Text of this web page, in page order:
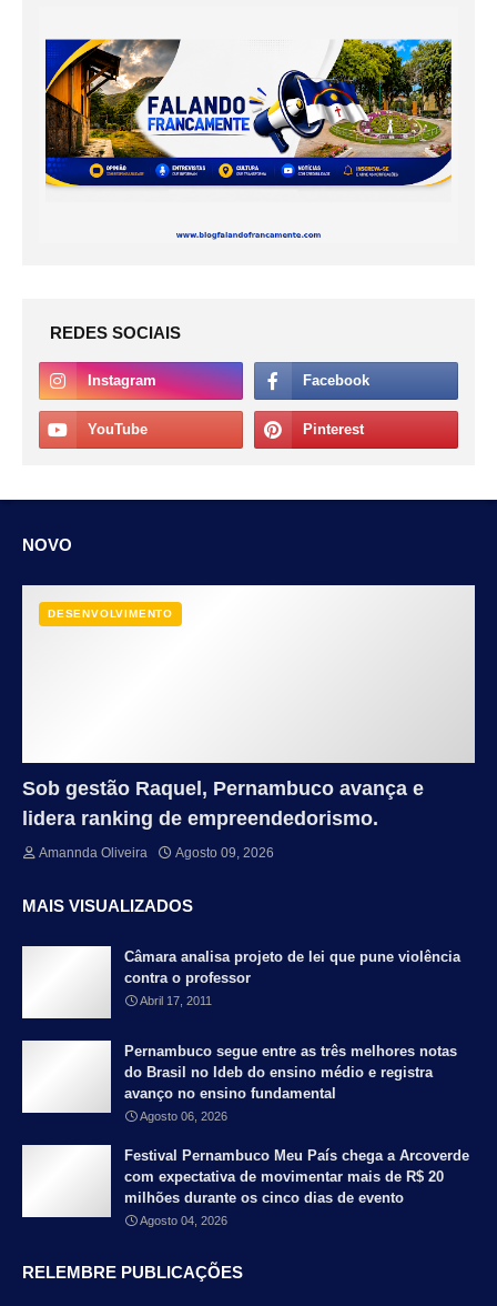
REDES SOCIAIS
NOVO
DESENVOLVIMENTO
Sob gestão Raquel, Pernambuco avança e
lidera ranking de empreendedorismo.
Amannda Oliveira Agosto 09, 2026
MAIS VISUALIZADOS
Câmara analisa projeto de lei que pune violência
contra o professor
Abril 17, 2011
Pernambuco segue entre as três melhores notas
do Brasil no Ideb do ensino médio e registra
avanço no ensino fundamental
Agosto 06, 2026
Festival Pernambuco Meu País chega a Arcoverde
com expectativa de movimentar mais de R$ 20
milhões durante os cinco dias de evento
Agosto 04, 2026
RELEMBRE PUBLICAÇÕES